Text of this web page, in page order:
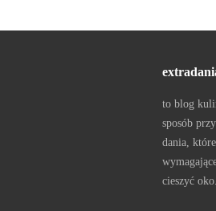
to blog
sposób
dania,
cieszyć